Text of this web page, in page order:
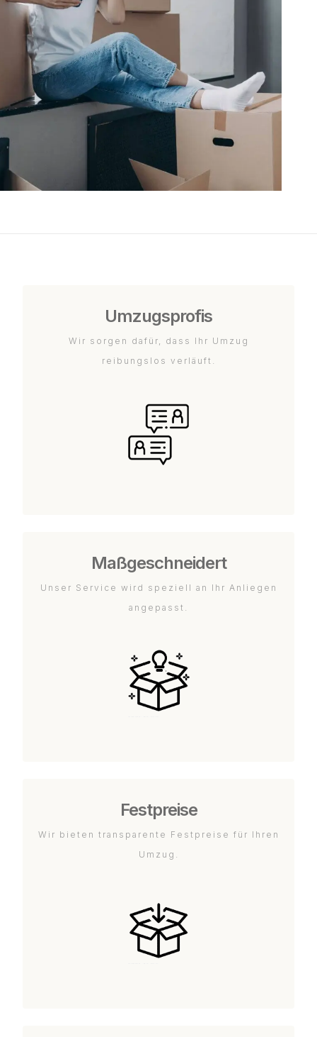
Umzugsprofis
Wir sorgen dafür, dass Ihr Umzug
reibungslos verläuft.
Maßgeschneidert
Unser Service wird speziell an Ihr Anliegen
angepasst.
Festpreise
Wir bieten transparente Festpreise für Ihren
Umzug.